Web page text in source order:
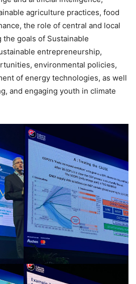
agriculture practices, food
the role of central and local
goals of Sustainable
entrepreneurship,
environmental policies,
of energy technologies, as well
and engaging youth in climate